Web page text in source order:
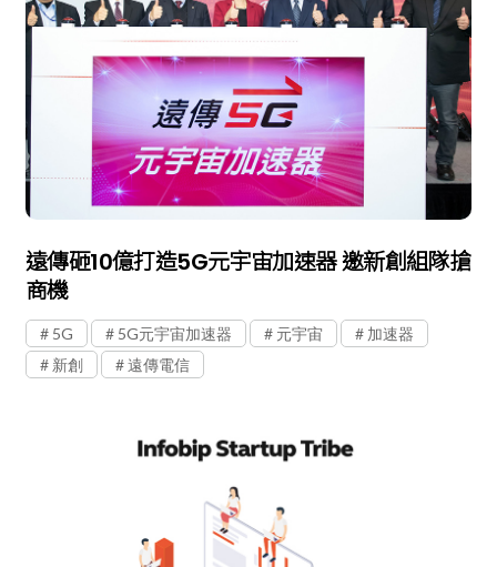
遠傳砸10億打造5G元宇宙加速器 邀新創組隊搶
商機
5G 5G元宇宙加速器 元宇宙
加速器
新創
遠傳電信